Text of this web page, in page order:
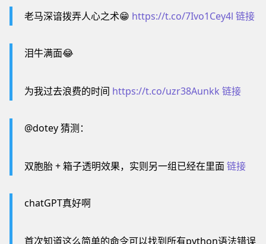
老马深谙拨弄人心之术😁 https://t.co/7Ivo1Cey4l 链接
泪牛满面😂
为我过去浪费的时间 https://t.co/uzr38Aunkk 链接
@dotey 猜测：
双胞胎 + 箱子透明效果，实则另一组已经在里面链接
chatGPT真好啊
首次知道这么简单的命令可以找到所有python语法错误